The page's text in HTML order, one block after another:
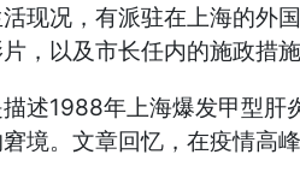
现况，有派驻在上海的外
，以及市长任内的施政措施
述1988年上海爆发甲型
境。文章回忆，在疫情高